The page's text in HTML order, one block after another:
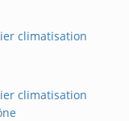
climatisation
climatisation